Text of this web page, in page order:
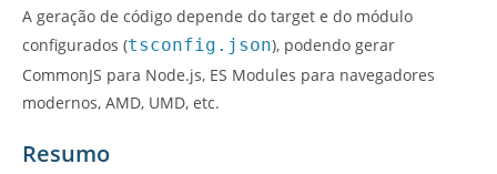
A geração de código depende do target e do módulo
configurados (tsconfig.json), podendo gerar
CommonJS para Node.js, ES Modules para navegadores
modernos, AMD, UMD, etc.
Resumo